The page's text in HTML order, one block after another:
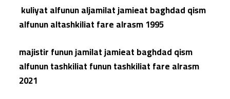
kuliyat alfunun aljamilat jamieat baghdad qism
alfunun altashkiliat fare alrasm 1995
majistir funun jamilat jamieat baghdad qism
alfunun tashkiliat funun tashkiliat fare alrasm
2021